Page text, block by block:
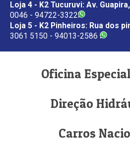
Loja 4 - K2 Tucuruvi: Av.
0046 - 94722-3322
Loja 5 - K2 Pinheiros: Rua dos
3061 5150 - 94013-2586
Oficina
Direção
Carros